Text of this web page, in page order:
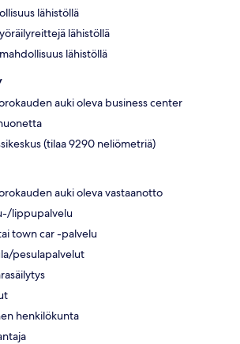
lähistöllä
lähistöllä
lähistöllä
auki oleva business center
(tilaa 9290 neliömetriä)
auki oleva vastaanotto
lippupalvelu
town car -palvelu
pesulapalvelut
henkilökunta